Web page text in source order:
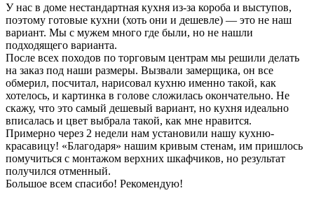
У нас в доме нестандартная кухня из-за короба и выступов,
поэтому готовые кухни (хоть они и дешевле) — это не наш
вариант. Мы с мужем много где были, но не нашли
подходящего варианта.
После всех походов по торговым центрам мы решили делать
на заказ под наши размеры. Вызвали замерщика, он все
обмерил, посчитал, нарисовал кухню именно такой, как
хотелось, и картинка в голове сложилась окончательно. Не
скажу, что это самый дешевый вариант, но кухня идеально
вписалась и цвет выбрала такой, как мне нравится.
Примерно через 2 недели нам установили нашу кухню-
красавицу! «Благодаря» нашим кривым стенам, им пришлось
помучиться с монтажом верхних шкафчиков, но результат
получился отменный.
Большое всем спасибо! Рекомендую!